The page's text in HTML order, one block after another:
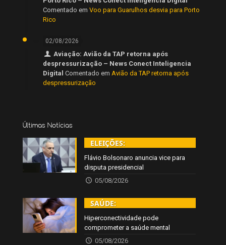
Comentado em Voo para Guarulhos desvia para Porto
Rico
02/08/2026
Aviação: Avião da TAP retorna após
despressurização – News Conect Inteligencia
Digital Comentado em Avião da TAP retorna após
despressurização
Últimas Notícias
ELEIÇÕES:
Flávio Bolsonaro anuncia vice para
disputa presidencial
05/08/2026
SAÚDE:
Hiperconectividade pode
comprometer a saúde mental
05/08/2026